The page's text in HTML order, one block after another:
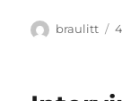
Autor
braulitt